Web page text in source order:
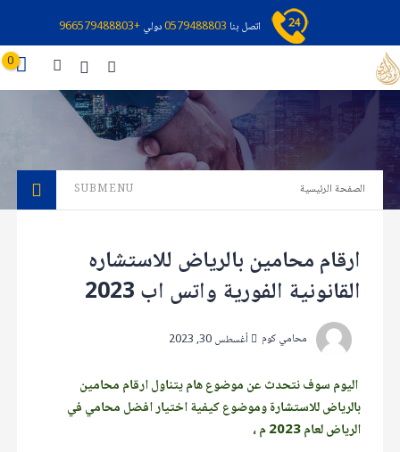
اتصل بنا 0579488803دولي+966579488803
0
الصفحة الرئيسية SUBMENU
ارقام محامين بالرياض للاستشاره
القانونية الفورية واتس اب 2023
محامي كوم أغسطس 30, 2023
اليوم سوف نتحدث عن موضوع هام يتناول ارقام محامين
بالرياض للاستشارة وموضوع كيفية اختيار افضل محامي في
الرياض لعام 2023 م ،